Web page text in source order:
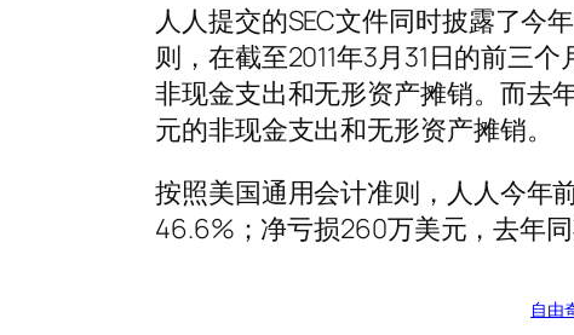
人人提交的SEC文件同时披露了今
则，在截至2011年3月31日的前三
非现金支出和无形资产摊销。而去
元的非现金支出和无形资产摊销。
按照美国通用会计准则，人人今年
46.6%；净亏损260万美元，去年
自由